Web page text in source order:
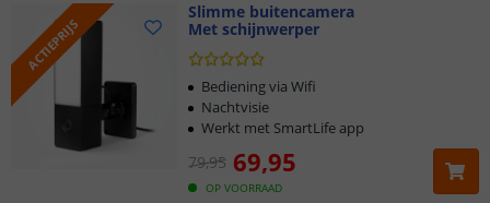
ACTIEPRIJS
Slimme buitencamera
Met schijnwerper
OP VOORRAAD
79,95 69,95
Bediening via Wifi
Nachtvisie
Werkt met SmartLife app